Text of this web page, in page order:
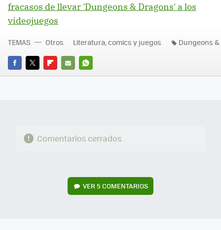
fracasos de llevar 'Dungeons & Dragons' a los
videojuegos
FACEBOOK
TWITTERFLIPBOARD
E-
WHATSAPP
TEMAS Otros Literatura, comics y juegos Dungeons
Comentarios cerrados
VER5 COMENTARIOS